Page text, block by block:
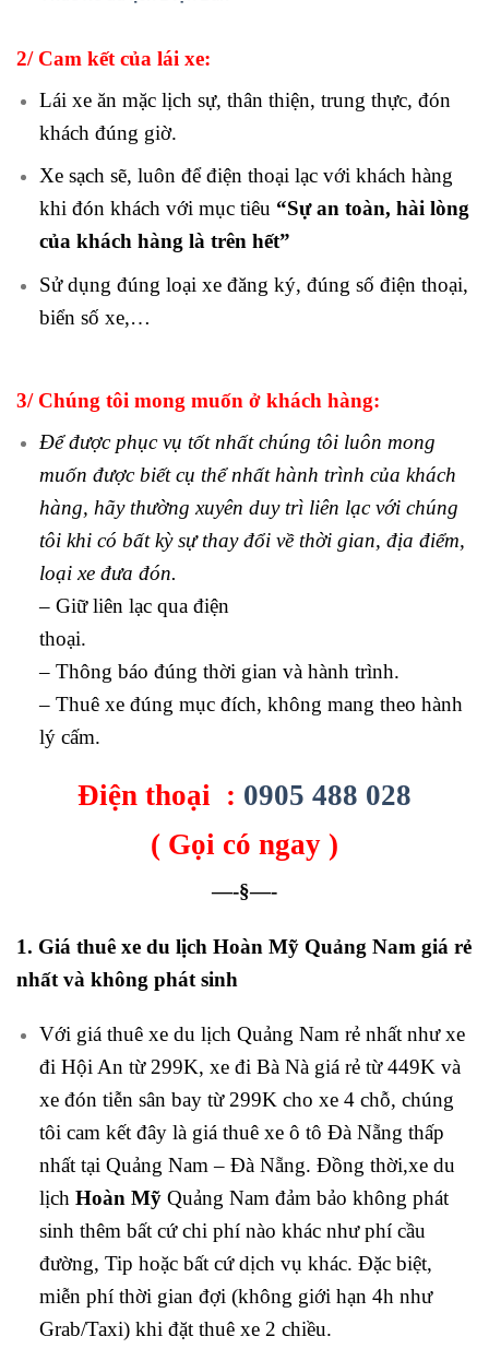
2/ Cam kết của lái xe:
Lái xe ăn mặc lịch sự, thân thiện, trung thực, đón
khách đúng giờ.
Xe sạch sẽ, luôn để điện thoại lạc với khách hàng
khi đón khách với mục tiêu “Sự an toàn, hài lòng
của khách hàng là trên hết”
Sử dụng đúng loại xe đăng ký, đúng số điện thoại,
biển số xe,…
3/ Chúng tôi mong muốn ở khách hàng:
Để được phục vụ tốt nhất chúng tôi luôn mong
muốn được biết cụ thể nhất hành trình của khách
hàng, hãy thường xuyên duy trì liên lạc với chúng
tôi khi có bất kỳ sự thay đổi về thời gian, địa điểm,
loại xe đưa đón.
– Giữ liên lạc qua điện
– Thông báo đúng thời gian và hành trình.
– Thuê xe đúng mục đích, không mang theo hành
lý cấm.
Điện thoại : 0905 488 028
( Gọi có ngay )
—-§—-
1. Giá thuê xe du lịch Hoàn Mỹ Quảng Nam giá rẻ
nhất và không phát sinh
Với giá thuê xe du lịch Quảng Nam rẻ nhất như xe
đi Hội An từ 299K, xe đi Bà Nà giá rẻ từ 449K và
xe đón tiễn sân bay từ 299K cho xe 4 chỗ, chúng
tôi cam kết đây là giá thuê xe ô tô Đà Nẵng thấp
nhất tại Quảng Nam – Đà Nẵng. Đồng thời,xe du
lịch Hoàn Mỹ Quảng Nam đảm bảo không phát
sinh thêm bất cứ chi phí nào khác như phí cầu
đường, Tip hoặc bất cứ dịch vụ khác. Đặc biệt,
miễn phí thời gian đợi (không giới hạn 4h như
Grab/Taxi) khi đặt thuê xe 2 chiều.